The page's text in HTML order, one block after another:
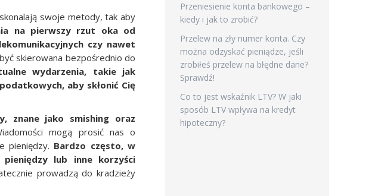
swoje metody, tak aby
na pierwszy rzut oka od
czy nawet
skierowana bezpośrednio do
wydarzenia, takie jak
aby skłonić Cię
znane jako smishing oraz
mogą prosić nas o
pieniędzy. Bardzo często, w
lub inne korzyści
prowadzą do kradzieży
Przeniesienie konta bankowego –
kiedy i jak to zrobić?
Przelew na zły numer konta. Czy
można odzyskać pieniądze, jeśli
zrobiłeś przelew na błędne dane?
Sprawdź!
Co to jest wskaźnik LTV? W jaki
sposób LTV wpływa na kredyt
hipoteczny?